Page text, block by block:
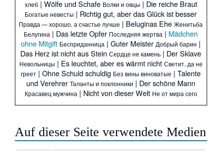
хлеб| Wölfe und Schafe Волки и овцы | Die reiche Braut
Богатые невесты | Richtig gut, aber das Glück ist besser
Правда — хорошо, а счастье лучше | Beluginas Ehe Женитьба
Белугина | Das letzte Opfer Последняя жертва | Mädchen
ohne Mitgift Бесприданница |Guter Meister Добрый барин |
Das Herz ist nicht aus Stein Сердце не камень | Der Sklave
Невольницы | Es leuchtet, aber es wärmt nicht Светит, да не
греет |Ohne Schuld schuldig Без вины виноватые |Talente
und Verehrer Таланты и поклонники | Der schöne Mann
Красавец мужчина | Nicht von dieser Welt Не от мира сего
Auf dieser Seite verwendete Medien